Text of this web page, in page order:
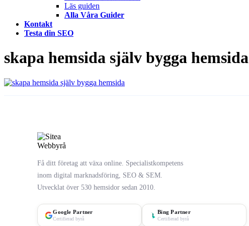
Läs guiden
Alla Våra Guider
Kontakt
Testa din SEO
skapa hemsida själv bygga hemsida
Få ditt företag att växa online. Specialistkompetens
inom digital marknadsföring, SEO & SEM.
Utvecklat över 530 hemsidor sedan 2010.
Google Partner
Certifierad byrå
Bing Partner
Certifierad byrå